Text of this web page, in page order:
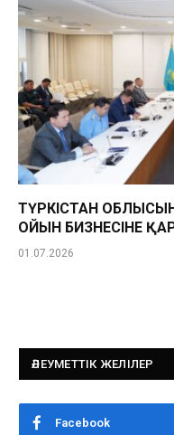
ТҮРКІСТАН
ОЙЫН БИЗНЕСІНЕ
01.07.2026
ӘЛЕУМЕТТІК ЖЕЛІЛЕР
Facebook